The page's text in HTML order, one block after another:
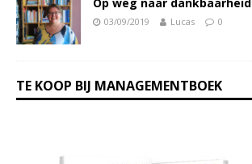
03/09/2019 Lucas 0
TE KOOP BIJ MANAGEMENTBOEK